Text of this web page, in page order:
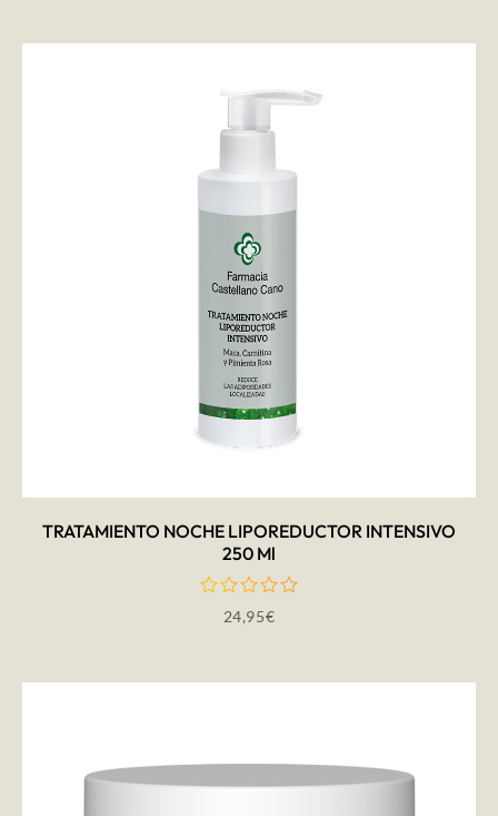
AÑADIR AL CARRITO
TRATAMIENTO NOCHE LIPOREDUCTOR INTENSIVO
250 Ml
24,95€